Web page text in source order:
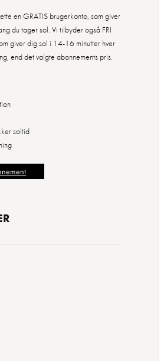
en GRATIS brugerkonto, som giver
du tager sol. Vi tilbyder også FRI
giver dig sol i 14-16 minutter hver
end det valgte abonnements pris.
soltid